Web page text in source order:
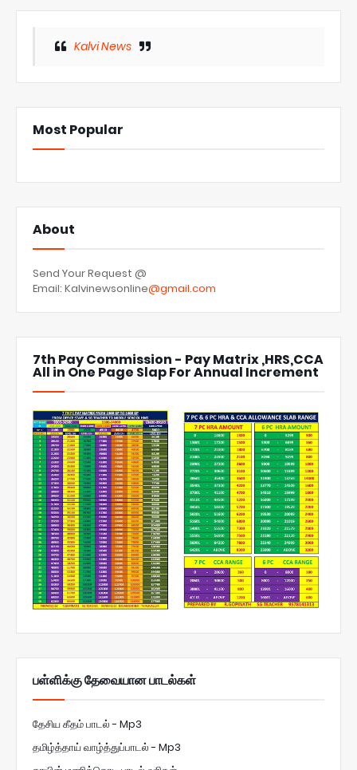
Kalvi News
Most Popular
About
Send Your Request @
Email: Kalvinewsonline@gmail.com
7th Pay Commission - Pay Matrix ,HRS,CCA
All in One Page Slap For Annual Increment
பள்ளிக்கு தேவையான பாடல்கள்
தேசிய கீதம் பாடல் - Mp3
தமிழ்த்தாய் வாழ்த்துப்பாடல் - Mp3